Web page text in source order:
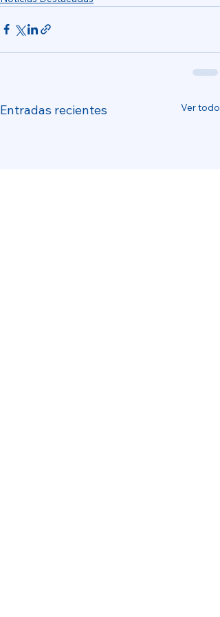
Entradas recientes Ver todo